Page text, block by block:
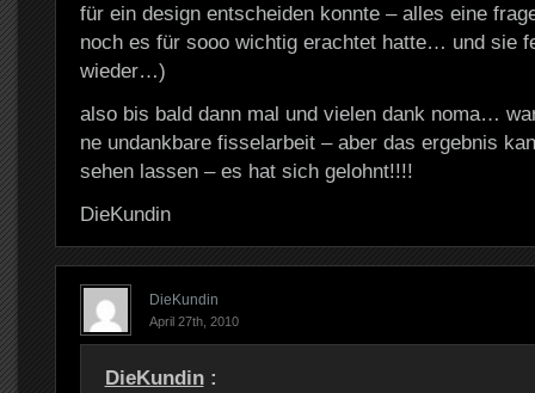
für ein design entscheiden konnte – alles eine
noch es für sooo wichtig erachtet hatte… und sie
wieder…)
also bis bald dann mal und vielen dank noma…
ne undankbare fisselarbeit – aber das ergebnis
sehen lassen – es hat sich gelohnt!!!!
DieKundin
DieKundin
April 27th, 2010
DieKundin: